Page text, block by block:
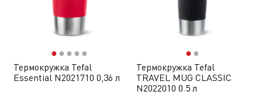
●● ● ● ●
Термокружка Tefal
Essential N2021710 0,36 л
●●
Термокружка Tefal
TRAVEL MUG CLASSIC
N2022010 0.5 л